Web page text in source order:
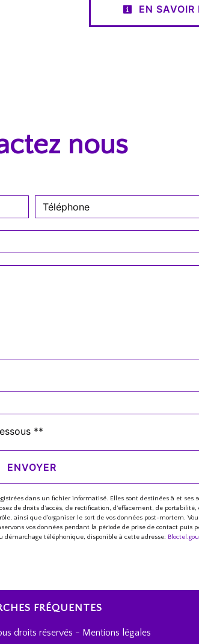
EN SAVOIR
nous
**
ENVOYER
dans un fichier informatisé. Elles sont destinées à et
de droits d’accès, de rectification, d’effacement, de
que d’organiser le sort de vos données post-mortem.
vos données pendant la période de prise de contact puis
démarchage téléphonique, disponible à cette adresse:
FRÉQUENTES
droits réservés - Mentions légales